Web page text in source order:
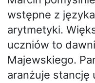
wstępne z
arytmetyki.
uczniów to
Majewskiego.
aranżuje stancję